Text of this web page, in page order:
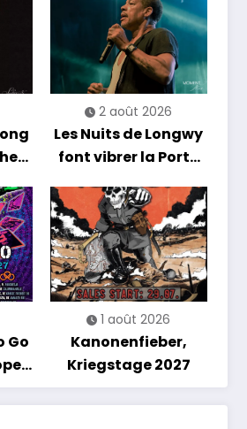
2 août 2026
Les Nuits de Longwy
font vibrer la Porte
soirée entre
découvertes et
énergie reggae
Go
1 août 2026
Kanonenfieber,
Kriegstage 2027